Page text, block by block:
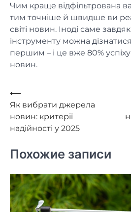
Чим краще відфільтрована
тим точніше й швидше ви
світі новин. Іноді саме
інструменту можна
першим – і це вже 80%
новин.
Навигация
по
записям
⟵
Як вибрати джерела
новин: критерії
надійності у 2025
Похожие записи